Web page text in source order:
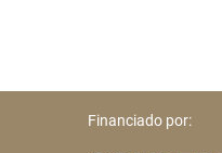
Financiado por: